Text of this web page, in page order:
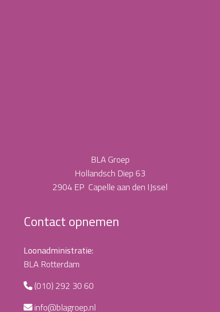
BLA Groep
Hollandsch Diep 63
2904 EP Capelle aan den IJssel
Contact opnemen
Loonadministratie:
BLA Rotterdam
(010) 292 30 60
info@blagroep.nl